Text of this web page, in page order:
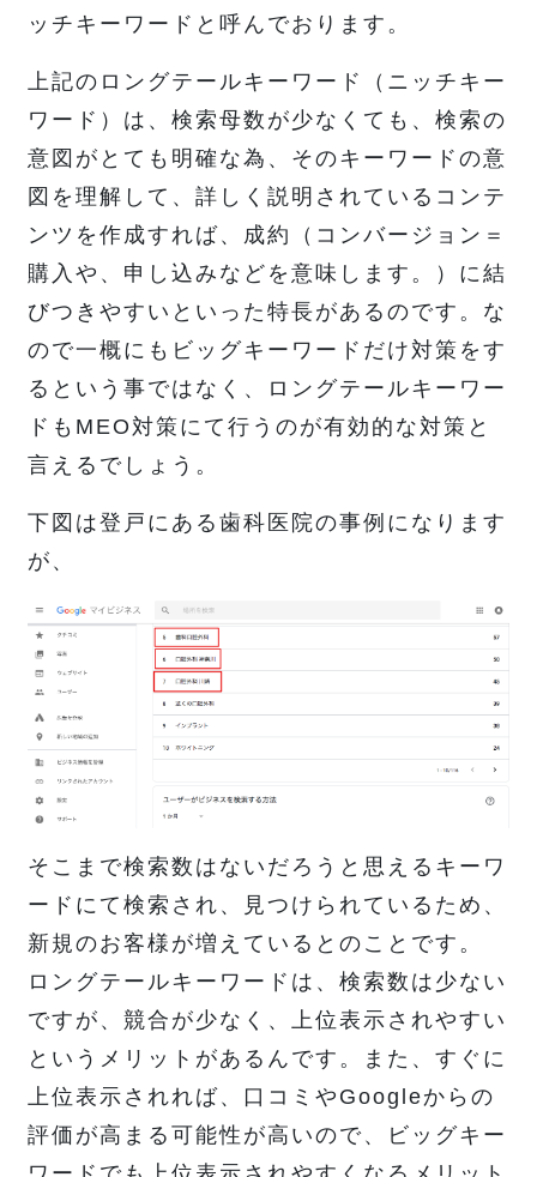
ッチキーワードと呼んでおります。
上記のロングテールキーワード（ニッチキー
ワード）は、検索母数が少なくても、検索の
意図がとても明確な為、そのキーワードの意
図を理解して、詳しく説明されているコンテ
ンツを作成すれば、成約（コンバージョン＝
購入や、申し込みなどを意味します。）に結
びつきやすいといった特長があるのです。な
ので一概にもビッグキーワードだけ対策をす
るという事ではなく、ロングテールキーワー
ドもMEO対策にて行うのが有効的な対策と
言えるでしょう。
下図は登戸にある歯科医院の事例になります
が、
そこまで検索数はないだろうと思えるキーワ
ードにて検索され、見つけられているため、
新規のお客様が増えているとのことです。
ロングテールキーワードは、検索数は少ない
ですが、競合が少なく、上位表示されやすい
というメリットがあるんです。また、すぐに
上位表示されれば、口コミやGoogleからの
評価が高まる可能性が高いので、ビッグキー